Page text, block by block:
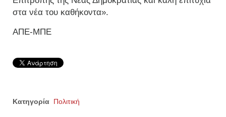
στα νέα του καθήκοντα».
ΑΠΕ-ΜΠΕ
Κατηγορία Πολιτική